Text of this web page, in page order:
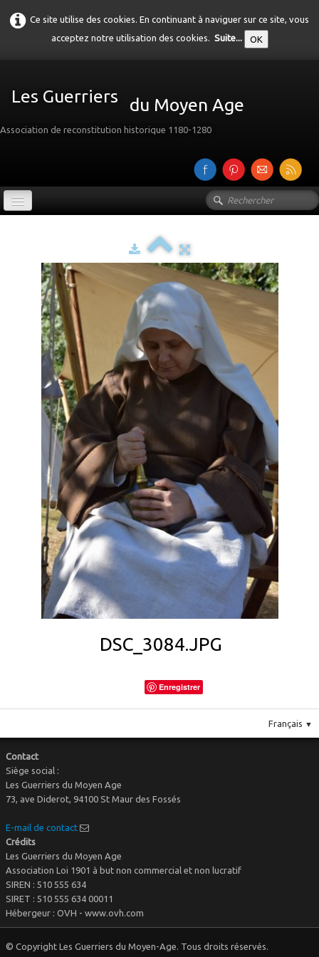
Ce site utilise des cookies. En continuant à naviguer sur ce site, vous
acceptez notre utilisation des cookies. Suite... OK
Les Guerriers du Moyen Age
Association de reconstitution historique 1180-1280
Galerie▼
Le costume▼
Le mobilier
DSC_3084.JPG
Enregistrer
Français ▼
Contact
Siège social :
Les Guerriers du Moyen Age
73, ave Diderot, 94100 St Maur des Fossés
E-mail de contact
Crédits
Les Guerriers du Moyen Age
Association Loi 1901 à but non commercial et non lucratif
SIREN : 510 555 634
SIRET : 510 555 634 00011
Hébergeur : OVH - www.ovh.com
© Copyright Les Guerriers du Moyen-Age. Tous droits réservés.